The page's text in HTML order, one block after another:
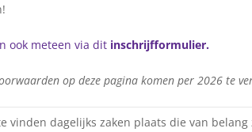
ook meteen via dit inschrijfformulier.
op deze pagina komen per 2026 te
vinden dagelijks zaken plaats die van